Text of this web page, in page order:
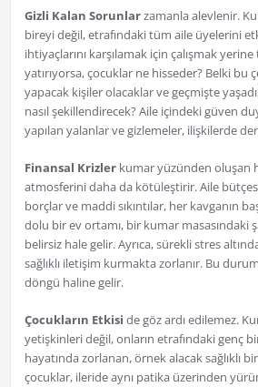
Gizli Kalan Sorunlarzamanla alevlenir.
bireyi değil, etrafındaki tüm aile üyelerini
ihtiyaçlarını karşılamak için çalışmak
yatırıyorsa, çocuklar ne hisseder? Belki bu
yapacak kişiler olacaklar ve geçmişte
nasıl şekillendirecek? Aile içindeki güven
yapılan yalanlar ve gizlemeler, ilişkilerde
Finansal Krizlerkumar yüzünden oluşan
atmosferini daha da kötüleştirir. Aile
borçlar ve maddi sıkıntılar, her kavganın
dolu bir ev ortamı, bir kumar masasındaki
belirsiz hale gelir. Ayrıca, sürekli stres
sağlıklı iletişim kurmakta zorlanır. Bu
döngü haline gelir.
Çocukların Etkisi de göz ardı edilemez.
yetişkinleri değil, onların etrafındaki genç
hayatında zorlanan, örnek alacak sağlıklı
çocuklar, ileride aynı patika üzerinden